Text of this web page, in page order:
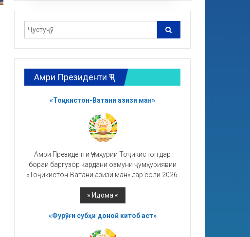
Амри Президенти ҶТ
«Тоҷикистон-Ватани азизи ман»
Амри Президенти Ҷумҳурии Тоҷикистон дар
бораи баргузор кардани озмуни ҷумҳуриявии
«Тоҷикистон-Ватани азизи ман» дар соли 2026.
«Фурӯғи субҳи доноӣ китоб аст»